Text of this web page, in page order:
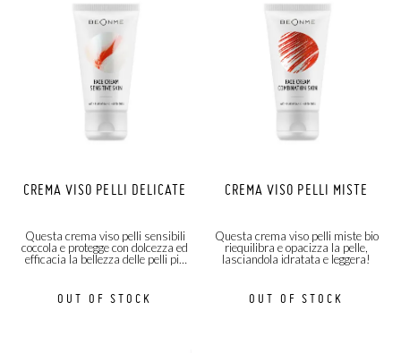
CREMA VISO PELLI DELICATE
Questa crema viso pelli sensibili
coccola e protegge con dolcezza ed
efficacia la bellezza delle pelli più
OUT OF STOCK
CREMA VISO PELLI MISTE
Questa crema viso pelli miste bio
riequilibra e opacizza la pelle,
lasciandola idratata e leggera!
OUT OF STOCK